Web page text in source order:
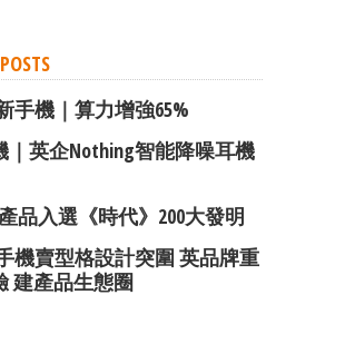
手機｜算力增強65%
｜英企Nothing智能降噪耳機
品入選《時代》200大發明
機賣型格設計突圍 英品牌重
建產品生態圈